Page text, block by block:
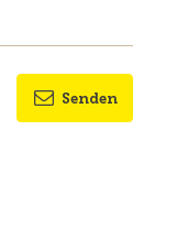
Senden